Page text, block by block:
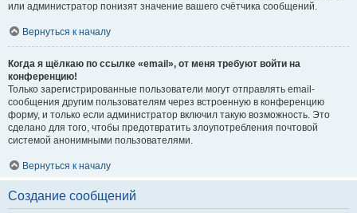
или администратор понизят значение вашего счётчика сообщений.
Вернуться к началу
Когда я щёлкаю по ссылке «email», от меня требуют войти на
конференцию!
Только зарегистрированные пользователи могут отправлять email-
сообщения другим пользователям через встроенную в конференцию
форму, и только если администратор включил такую возможность. Это
сделано для того, чтобы предотвратить злоупотребления почтовой
системой анонимными пользователями.
Вернуться к началу
Создание сообщений